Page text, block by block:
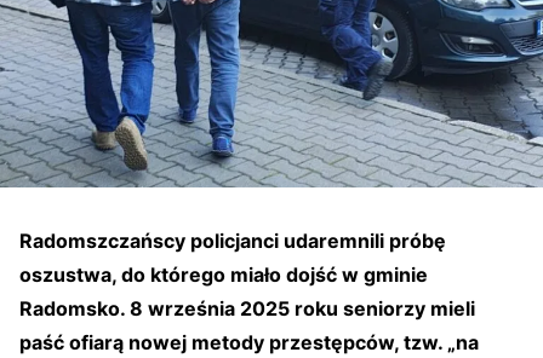
Radomszczańscy policjanci udaremnili próbę
oszustwa, do którego miało dojść w gminie
Radomsko. 8 września 2025 roku seniorzy mieli
paść ofiarą nowej metody przestępców, tzw. „na